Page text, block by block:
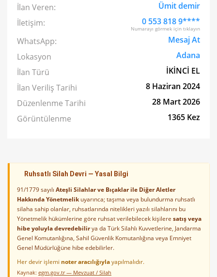
İlan Veren:
Ümit demir
İletişim:
0 553 818 9****
Numarayı görmek için tıklayın
WhatsApp:
Mesaj At
Lokasyon
Adana
İlan Türü
İKİNCİ EL
İlan Veriliş Tarihi
8 Haziran 2024
Düzenlenme Tarihi
28 Mart 2026
Görüntülenme
1365 Kez
Ruhsatlı Silah Devri — Yasal Bilgi
91/1779 sayılı Ateşli Silahlar ve Bıçaklar ile Diğer Aletler
Hakkında Yönetmelikuyarınca; taşıma veya bulundurma ruhsatlı
silaha sahip olanlar, ruhsatlarında nitelikleri yazılı silahlarını bu
Yönetmelik hükümlerine göre ruhsat verilebilecek kişilere satış veya
hibe yoluyla devredebilirya da Türk Silahlı Kuvvetlerine, Jandarma
Genel Komutanlığına, Sahil Güvenlik Komutanlığına veya Emniyet
Genel Müdürlüğüne hibe edebilirler.
Her devir işlemi noter aracılığıylayapılmalıdır.
Kaynak: egm.gov.tr — Mevzuat / Silah